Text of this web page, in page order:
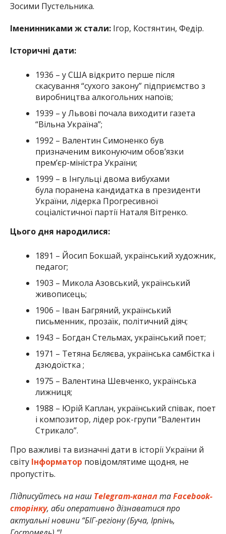
Зосими Пустельника.
Іменинниками ж стали: Ігор, Костянтин, Федір.
Історичні дати:
1936 – у США відкрито перше після
скасування “сухого закону” підприємство з
виробництва алкогольних напоїв;
1939 – у Львові почала виходити газета
“Вільна Україна”;
1992 – Валентин Симоненко був
призначеним виконуючим обов’язки
прем’єр-міністра України;
1999 – в Інгульці двома вибухами
була поранена кандидатка в президенти
України, лідерка Прогресивної
соціалістичної партії Наталя Вітренко.
Цього дня народилися:
1891 – Йосип Бокшай, український художник,
педагог;
1903 – Микола Азовський, український
живописець;
1906 – Іван Багряний, український
письменник, прозаїк, політичний діяч;
1943 – Богдан Стельмах, український поет;
1971 – Тетяна Бєляєва, українська самбістка і
дзюдоїстка ;
1975 – Валентина Шевченко, українська
лижниця;
1988 – Юрій Каплан, український співак, поет
і композитор, лідер рок-групи “Валентин
Стрикало”.
Про важливі та визначні дати в історії України й
світу Інформатор повідомлятиме щодня, не
пропустіть.
Підписуйтесь на наш Telegram-канал таFacebook-
сторінку, аби оперативно дізнаватися про
актуальні новини “БІГ-регіону (Буча, Ірпінь,